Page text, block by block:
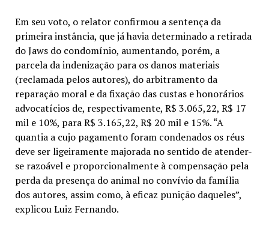
Em seu voto, o relator confirmou a sentença da
primeira instância, que já havia determinado a retirada
do Jaws do condomínio, aumentando, porém, a
parcela da indenização para os danos materiais
(reclamada pelos autores), do arbitramento da
reparação moral e da fixação das custas e honorários
advocatícios de, respectivamente, R$ 3.065,22, R$ 17
mil e 10%, para R$ 3.165,22, R$ 20 mil e 15%. “A
quantia a cujo pagamento foram condenados os réus
deve ser ligeiramente majorada no sentido de atender-
se razoável e proporcionalmente à compensação pela
perda da presença do animal no convívio da família
dos autores, assim como, à eficaz punição daqueles”,
explicou Luiz Fernando.